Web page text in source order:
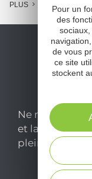
PLUS
Ne manquez
et laissez-
pleinement
Pour un
des
de vous
ce site
stockent